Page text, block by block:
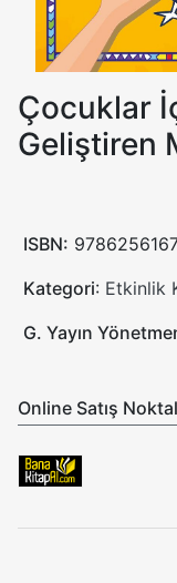
Çocuklar
Geliştiren
ISBN:
Kategori: Etkinlik
G. Yayın
Online Satış